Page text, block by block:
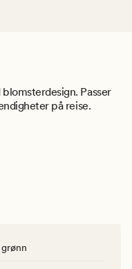
Passer
på reise.